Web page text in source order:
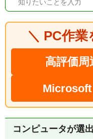
＼ PC作
高評価
コンピュータが選